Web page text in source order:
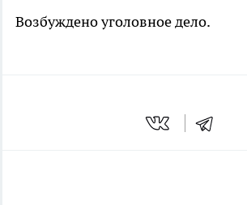
Возбуждено уголовное дело.